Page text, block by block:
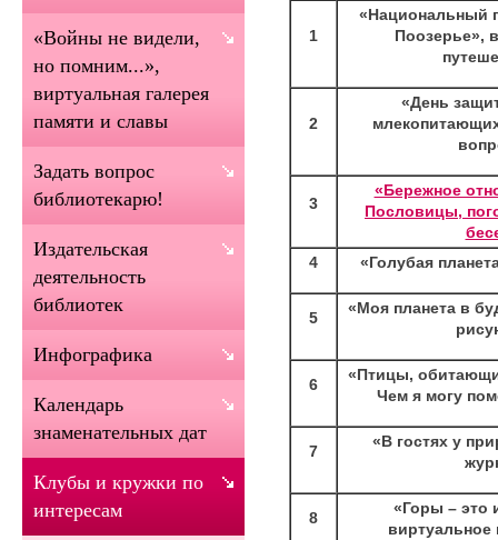
1
«Национальный
Поозерье»,
2
«День
3
«Бережное
Пословицы,
4
«Голубая
5
«Моя планета в
6
«Птицы,
Чем я могу
7
«В гостях у
8
«Горы – это
виртуальное
«Войны не видели,
но помним...»,
виртуальная галерея
памяти и славы
Задать вопрос
библиотекарю!
Издательская
деятельность
библиотек
Инфографика
Календарь
знаменательных дат
Клубы и кружки по
интересам